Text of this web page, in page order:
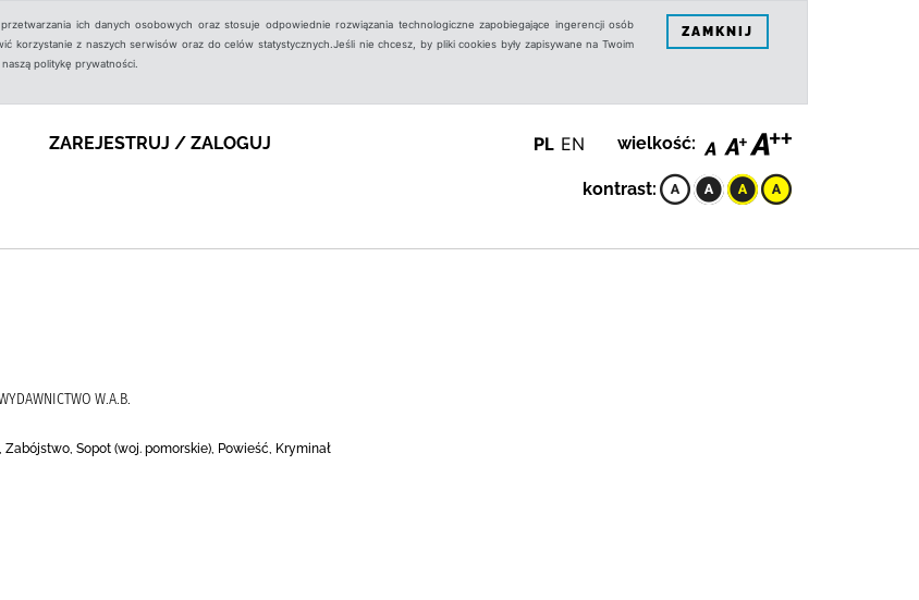
ich danych osobowych oraz stosuje odpowiednie rozwiązania technologiczne zapobiegające ingerencji osób
korzystanie z naszych serwisów oraz do celów statystycznych.Jeśli nie chcesz, by pliki cookies były zapisywane na Twoim
politykę prywatności.
ZAMKNIJ
ZAREJESTRUJ / ZALOGUJ PL EN wielkość:
kontrast:
W.A.B.
Sopot (woj. pomorskie), Powieść, Kryminał